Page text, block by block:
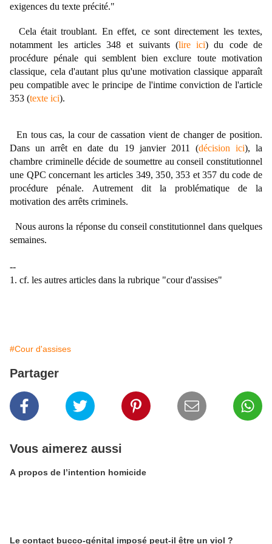
exigences du texte précité."
Cela était troublant. En effet, ce sont directement les textes,
notamment les articles 348 et suivants (lire ici) du code de
procédure pénale qui semblent bien exclure toute motivation
classique, cela d'autant plus qu'une motivation classique apparaît
peu compatible avec le principe de l'intime conviction de l'article
353 (texte ici).
En tous cas, la cour de cassation vient de changer de position.
Dans un arrêt en date du 19 janvier 2011 (décision ici), la
chambre criminelle décide de soumettre au conseil constitutionnel
une QPC concernant les articles 349, 350, 353 et 357 du code de
procédure pénale.
Autrement dit la problématique de la
motivation des arrêts criminels.
Nous aurons la réponse du conseil constitutionnel dans quelques
semaines.
--
1. cf. les autres articles dans la rubrique "cour d'assises"
#Cour d'assises
Partager
Vous aimerez aussi
A propos de l’intention homicide
Le contact bucco-génital imposé peut-il être un viol ?